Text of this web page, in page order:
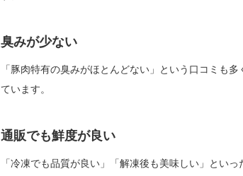
臭みが少ない
「豚肉特有の臭みがほとんどない」という口コミも
ています。
通販でも鮮度が良い
「冷凍でも品質が良い」「解凍後も美味しい」とい